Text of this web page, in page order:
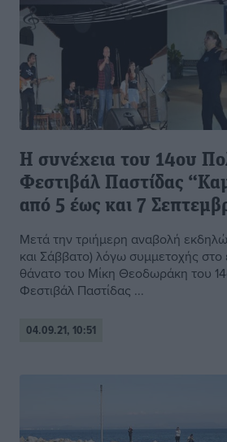
Η συνέχεια του 14ου
Φεστιβάλ Παστίδας
από 5 έως και 7
Μετά την τριήμερη αναβολή
και Σάββατο) λόγω συμμετοχής στο
θάνατο του Μίκη Θεοδωράκη του
Φεστιβάλ Παστίδας ...
04.09.21, 10:51